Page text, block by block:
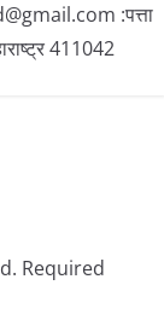
:पत्ता
411042
Required